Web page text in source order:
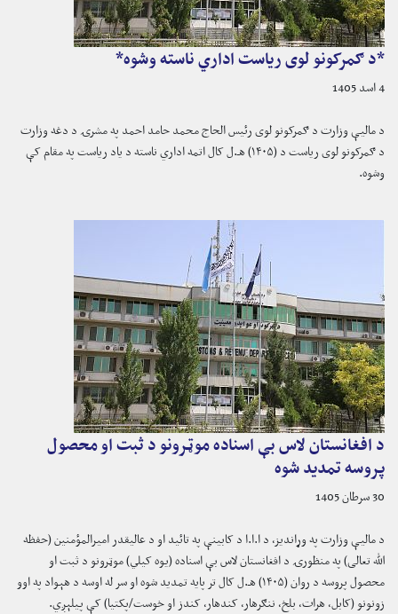
*د ګمرکونو لوی ریاست اداري ناسته وشوه*
4 اسد 1405
د مالیې وزارت د ګمرکونو لوی رئیس الحاج محمد حامد احمد په مشرۍ د دغه وزارت
د ګمرکونو لوی ریاست د (۱۴۰۵) هـ.ل کال اتمه اداري ناسته د یاد ریاست په مقام کې
وشوه.
د افغانستان لاس بې اسناده موټرونو د ثبت او محصول
پروسه تمدید شوه
30 سرطان 1405
د مالیې وزارت په وړاندیز، د ا.ا.ا د کابینې په تائید او د عالیقدر امیرالمؤمنین (حفظه
الله تعالی) په منظورۍ د افغانستان لاس بې اسناده (یوه کیلي) موټرونو د ثبت او
محصول پروسه د روان (۱۴۰۵) هـ.ل کال تر پایه تمدید شوه او سر له اوسه د هېواد په اوو
زونونو (کابل، هرات، بلخ، ننګرهار، کندهار، کندز او خوست/پکتیا) کې پیلېږي.